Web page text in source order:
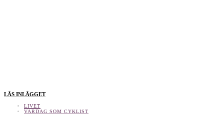
LÄS INLÄGGET
LIVET
VARDAG SOM CYKLIST